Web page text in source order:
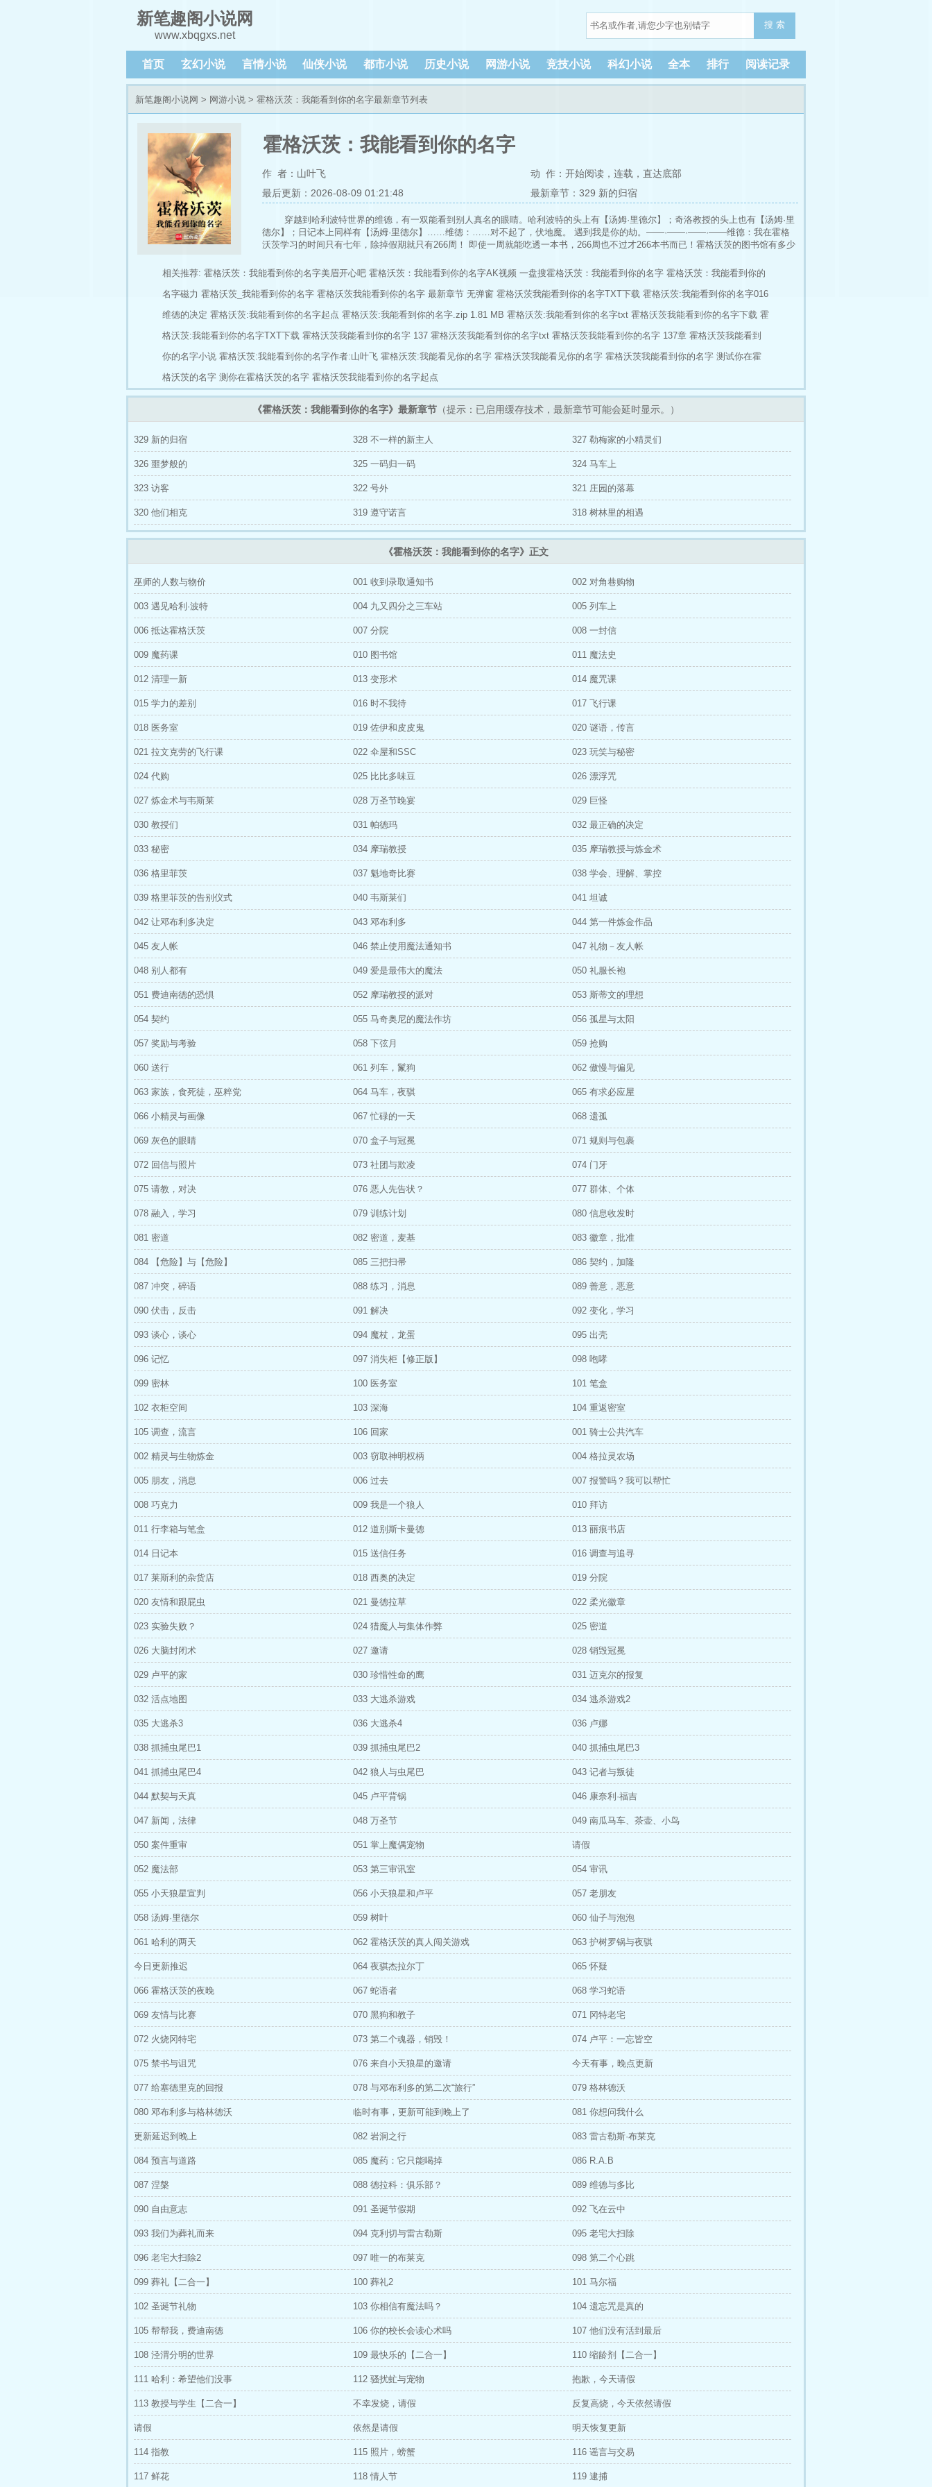
新笔趣阁小说网
www.xbqgxs.net
搜 索
首页 玄幻小说 言情小说 仙侠小说 都市小说 历史小说 网游小说 竞技小说 科幻小说 全本 排行 阅读记录
新笔趣阁小说网 > 网游小说 > 霍格沃茨：我能看到你的名字最新章节列表
霍格沃茨：我能看到你的名字
作 者：山叶飞 动 作： 开始阅读，连载， 直达底部
最后更新：2026-08-09 01:21:48
最新章节：329 新的归宿
穿越到哈利波特世界的维德，有一双能看到别人真名的眼睛。哈利波特的头上有【汤姆·里德尔】；奇洛教授的头上也有【汤姆·里
德尔】；日记本上同样有【汤姆·里德尔】……维德：……对不起了，伏地魔。 遇到我是你的劫。——·——·——·——维德：我在霍格
沃茨学习的时间只有七年，除掉假期就只有266周！ 即使一周就能吃透一本书，266周也不过才266本书而已！霍格沃茨的图书馆有多少
并非单纯的热爱知识。我只是贪婪而已。
相关推荐: 霍格沃茨：我能看到你的名字美眉开心吧 霍格沃茨：我能看到你的名字AK视频 一盘搜霍格沃茨：我能看到你的名字 霍格沃茨：我能看到你的
名字磁力 霍格沃茨_我能看到你的名字 霍格沃茨我能看到你的名字 最新章节 无弹窗 霍格沃茨我能看到你的名字TXT下载 霍格沃茨:我能看到你的名字016
维德的决定 霍格沃茨:我能看到你的名字起点 霍格沃茨:我能看到你的名字.zip 1.81 MB 霍格沃茨:我能看到你的名字txt 霍格沃茨我能看到你的名字下载 霍
格沃茨:我能看到你的名字TXT下载 霍格沃茨我能看到你的名字 137 霍格沃茨我能看到你的名字txt 霍格沃茨我能看到你的名字 137章 霍格沃茨我能看到
你的名字小说 霍格沃茨:我能看到你的名字作者:山叶飞 霍格沃茨:我能看见你的名字 霍格沃茨我能看见你的名字 霍格沃茨我能看到你的名字 测试你在霍
格沃茨的名字 测你在霍格沃茨的名字 霍格沃茨我能看到你的名字起点
《霍格沃茨：我能看到你的名字》最新章节 （提示：已启用缓存技术，最新章节可能会延时显示。）
329 新的归宿 328 不一样的新主人 327 勒梅家的小精灵们
326 噩梦般的 325 一码归一码 324 马车上
323 访客 322 号外 321 庄园的落幕
320 他们相克 319 遵守诺言 318 树林里的相遇
《霍格沃茨：我能看到你的名字》正文
巫师的人数与物价 001 收到录取通知书 002 对角巷购物
003 遇见哈利·波特 004 九又四分之三车站 005 列车上
006 抵达霍格沃茨 007 分院 008 一封信
009 魔药课 010 图书馆 011 魔法史
012 清理一新 013 变形术 014 魔咒课
015 学力的差别 016 时不我待 017 飞行课
018 医务室 019 佐伊和皮皮鬼 020 谜语，传言
021 拉文克劳的飞行课 022 伞屋和SSC 023 玩笑与秘密
024 代购 025 比比多味豆 026 漂浮咒
027 炼金术与韦斯莱 028 万圣节晚宴 029 巨怪
030 教授们 031 帕德玛 032 最正确的决定
033 秘密 034 摩瑞教授 035 摩瑞教授与炼金术
036 格里菲茨 037 魁地奇比赛 038 学会、理解、掌控
039 格里菲茨的告别仪式 040 韦斯莱们 041 坦诚
042 让邓布利多决定 043 邓布利多 044 第一件炼金作品
045 友人帐 046 禁止使用魔法通知书 047 礼物－友人帐
048 别人都有 049 爱是最伟大的魔法 050 礼服长袍
051 费迪南德的恐惧 052 摩瑞教授的派对 053 斯蒂文的理想
054 契约 055 马奇奥尼的魔法作坊 056 孤星与太阳
057 奖励与考验 058 下弦月 059 抢购
060 送行 061 列车，鬣狗 062 傲慢与偏见
063 家族，食死徒，巫粹党 064 马车，夜骐 065 有求必应屋
066 小精灵与画像 067 忙碌的一天 068 遗孤
069 灰色的眼睛 070 盒子与冠冕 071 规则与包裹
072 回信与照片 073 社团与欺凌 074 门牙
075 请教，对决 076 恶人先告状？ 077 群体、个体
078 融入，学习 079 训练计划 080 信息收发时
081 密道 082 密道，麦基 083 徽章，批准
084 【危险】与【危险】 085 三把扫帚 086 契约，加隆
087 冲突，碎语 088 练习，消息 089 善意，恶意
090 伏击，反击 091 解决 092 变化，学习
093 谈心，谈心 094 魔杖，龙蛋 095 出壳
096 记忆 097 消失柜【修正版】 098 咆哮
099 密林 100 医务室 101 笔盒
102 衣柜空间 103 深海 104 重返密室
105 调查，流言 106 回家 001 骑士公共汽车
002 精灵与生物炼金 003 窃取神明权柄 004 格拉灵农场
005 朋友，消息 006 过去 007 报警吗？我可以帮忙
008 巧克力 009 我是一个狼人 010 拜访
011 行李箱与笔盒 012 道别斯卡曼德 013 丽痕书店
014 日记本 015 送信任务 016 调查与追寻
017 莱斯利的杂货店 018 西奥的决定 019 分院
020 友情和跟屁虫 021 曼德拉草 022 柔光徽章
023 实验失败？ 024 猎魔人与集体作弊 025 密道
026 大脑封闭术 027 邀请 028 销毁冠冕
029 卢平的家 030 珍惜性命的鹰 031 迈克尔的报复
032 活点地图 033 大逃杀游戏 034 逃杀游戏2
035 大逃杀3 036 大逃杀4 036 卢娜
038 抓捕虫尾巴1 039 抓捕虫尾巴2 040 抓捕虫尾巴3
041 抓捕虫尾巴4 042 狼人与虫尾巴 043 记者与叛徒
044 默契与天真 045 卢平背锅 046 康奈利·福吉
047 新闻，法律 048 万圣节 049 南瓜马车、茶壶、小鸟
050 案件重审 051 掌上魔偶宠物 请假
052 魔法部 053 第三审讯室 054 审讯
055 小天狼星宣判 056 小天狼星和卢平 057 老朋友
058 汤姆·里德尔 059 树叶 060 仙子与泡泡
061 哈利的两天 062 霍格沃茨的真人闯关游戏 063 护树罗锅与夜骐
今日更新推迟 064 夜骐杰拉尔丁 065 怀疑
066 霍格沃茨的夜晚 067 蛇语者 068 学习蛇语
069 友情与比赛 070 黑狗和教子 071 冈特老宅
072 火烧冈特宅 073 第二个魂器，销毁！ 074 卢平：一忘皆空
075 禁书与诅咒 076 来自小天狼星的邀请 今天有事，晚点更新
077 给塞德里克的回报 078 与邓布利多的第二次“旅行” 079 格林德沃
080 邓布利多与格林德沃 临时有事，更新可能到晚上了 081 你想问我什么
更新延迟到晚上 082 岩洞之行 083 雷古勒斯·布莱克
084 预言与道路 085 魔药：它只能喝掉 086 R.A.B
087 涅槃 088 德拉科：俱乐部？ 089 维德与多比
090 自由意志 091 圣诞节假期 092 飞在云中
093 我们为葬礼而来 094 克利切与雷古勒斯 095 老宅大扫除
096 老宅大扫除2 097 唯一的布莱克 098 第二个心跳
099 葬礼【二合一】 100 葬礼2 101 马尔福
102 圣诞节礼物 103 你相信有魔法吗？ 104 遗忘咒是真的
105 帮帮我，费迪南德 106 你的校长会读心术吗 107 他们没有活到最后
108 泾渭分明的世界 109 最快乐的【二合一】 110 缩龄剂【二合一】
111 哈利：希望他们没事 112 骚扰虻与宠物 抱歉，今天请假
113 教授与学生【二合一】 不幸发烧，请假 反复高烧，今天依然请假
请假 依然是请假 明天恢复更新
114 指教 115 照片，螃蟹 116 谣言与交易
117 鲜花 118 情人节 119 逮捕